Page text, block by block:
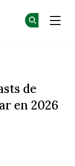
de
en 2026